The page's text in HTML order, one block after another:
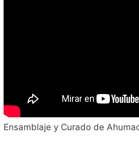
Ensamblaje y Curado de